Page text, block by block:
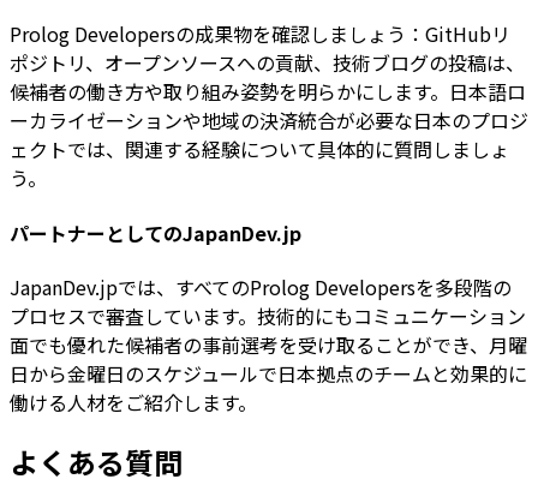
Prolog Developersの成果物を確認しましょう：GitHubリ
ポジトリ、オープンソースへの貢献、技術ブログの投稿は、
候補者の働き方や取り組み姿勢を明らかにします。日本語ロ
ーカライゼーションや地域の決済統合が必要な日本のプロジ
ェクトでは、関連する経験について具体的に質問しましょ
う。
パートナーとしてのJapanDev.jp
JapanDev.jpでは、すべてのProlog Developersを多段階の
プロセスで審査しています。技術的にもコミュニケーション
面でも優れた候補者の事前選考を受け取ることができ、月曜
日から金曜日のスケジュールで日本拠点のチームと効果的に
働ける人材をご紹介します。
よくある質問